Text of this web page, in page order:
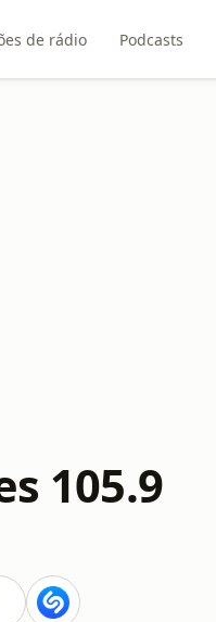
de rádio Podcasts
105.9